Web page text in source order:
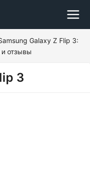
Galaxy Z Flip 3:
и отзывы
3